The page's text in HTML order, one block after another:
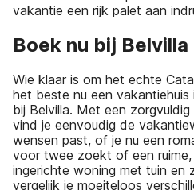
vakantie een rijk palet aan
Boek nu bij
Wie klaar is om het echte
het beste nu een
bij Belvilla. Met een
vind je eenvoudig de
wensen past, of je nu een
voor twee zoekt of een ruime,
ingerichte woning met tuin en
vergelijk je moeiteloos